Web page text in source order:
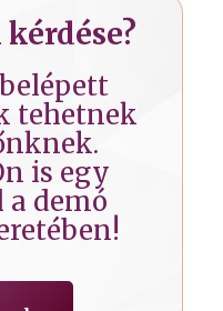
tehetnek
is egy
demó